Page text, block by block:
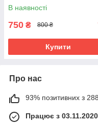
В наявності
750 ₴ 800 ₴
Купити
Про нас
93% позитивних з 288
Працює з 03.11.2020